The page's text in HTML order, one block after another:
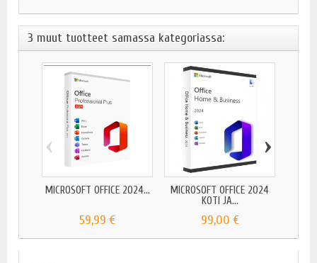
3 muut tuotteet samassa kategoriassa:
MICROSOFT OFFICE 2024...
59,99 €
MICROSOFT OFFICE 2024
KOTI JA...
99,00 €
‹ ›